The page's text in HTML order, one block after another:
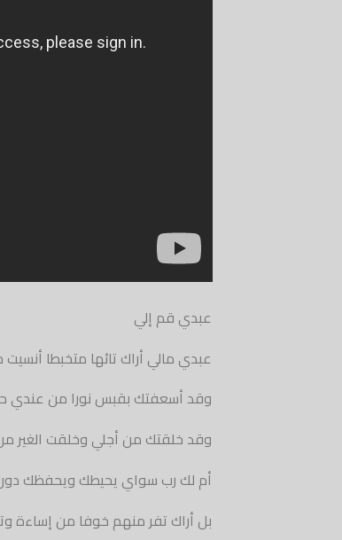
عبدي قم إلي
عبدي مالي أراك تائها متخبطا
وقد أسعفتك بقبس نورا من عندي
وقد خلقتك من أجلي وخلقت
أم لك رب سواي يحيطك ويحفظك
بل أراك تفر منهم خوفا من إساءة